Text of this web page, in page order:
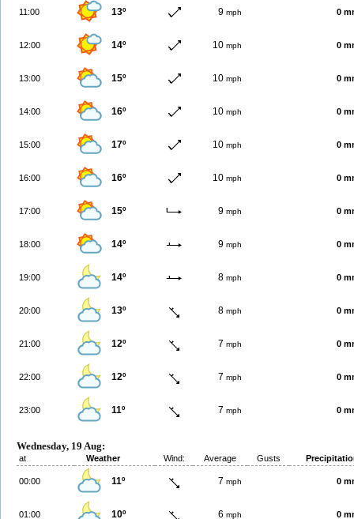
11:00 13º 9 mph 0
12:00 14º 10 mph 0
13:00 15º 10 mph 0
14:00 16º 10 mph 0
15:00 17º 10 mph 0
16:00 16º 10 mph 0
17:00 15º 9 mph 0
18:00 14º 9 mph 0
19:00 14º 8 mph 0
20:00 13º 8 mph 0
21:00 12º 7 mph 0
22:00 12º 7 mph 0
23:00 11º 7 mph 0
Wednesday, 19 Aug:
at Weather Wind: Average Gusts
00:00 11º 7 mph 0
01:00 10º 6 mph 0